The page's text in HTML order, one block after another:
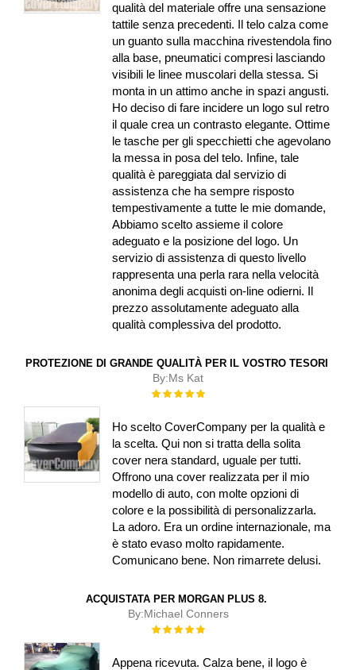
qualità del materiale offre una sensazione
tattile senza precedenti. Il telo calza come
un guanto sulla macchina rivestendola fino
alla base, pneumatici compresi lasciando
visibili le linee muscolari della stessa. Si
monta in un attimo anche in spazi angusti.
Ho deciso di fare incidere un logo sul retro
il quale crea un contrasto elegante. Ottime
le tasche per gli specchietti che agevolano
la messa in posa del telo. Infine, tale
qualità è pareggiata dal servizio di
assistenza che ha sempre risposto
tempestivamente a tutte le mie domande,
Abbiamo scelto assieme il colore
adeguato e la posizione del logo. Un
servizio di assistenza di questo livello
rappresenta una perla rara nella velocità
anonima degli acquisti on-line odierni. Il
prezzo assolutamente adeguato alla
qualità complessiva del prodotto.
PROTEZIONE DI GRANDE QUALITÀ PER IL VOSTRO TESORI
By:Ms Kat
Rating:
Ho scelto CoverCompany per la qualità e
la scelta. Qui non si tratta della solita
cover nera standard, uguale per tutti.
Offrono una cover realizzata per il mio
modello di auto, con molte opzioni di
colore e la possibilità di personalizzarla.
La adoro. Era un ordine internazionale, ma
è stato evaso molto rapidamente.
Comunicano bene. Non rimarrete delusi.
ACQUISTATA PER MORGAN PLUS 8.
By:Michael Conners
Rating:
Appena ricevuta. Calza bene, il logo è